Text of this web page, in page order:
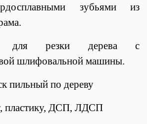
зубьями из
для резки дерева с
шлифовальной машины.
пильный по дереву
пластику, ДСП, ЛДСП